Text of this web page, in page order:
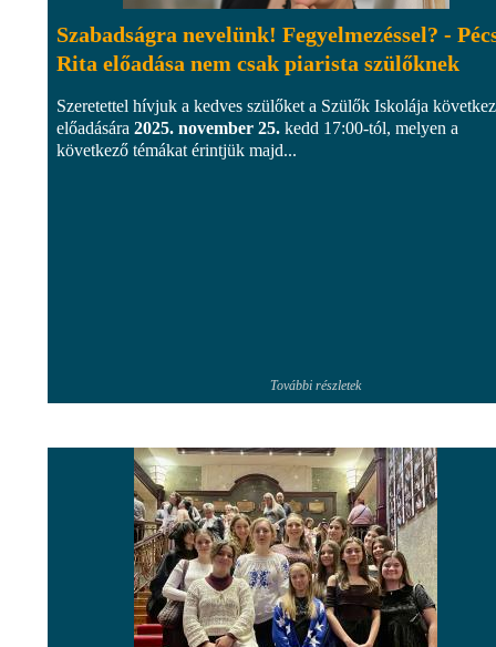
Szabadságra nevelünk! Fegyelmezéssel? -
Rita előadása nem csak piarista szülőknek
Szeretettel hívjuk a kedves szülőket a Szülők Iskolája
előadására 2025. november 25. kedd 17:00-tól, melyen a
következő témákat érintjük majd...
További részletek